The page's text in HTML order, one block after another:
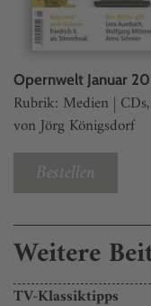
Opernwelt Januar
Rubrik: Medien |
von Jörg Königsdorf
Bestellen
Weitere
TV-Klassiktipps